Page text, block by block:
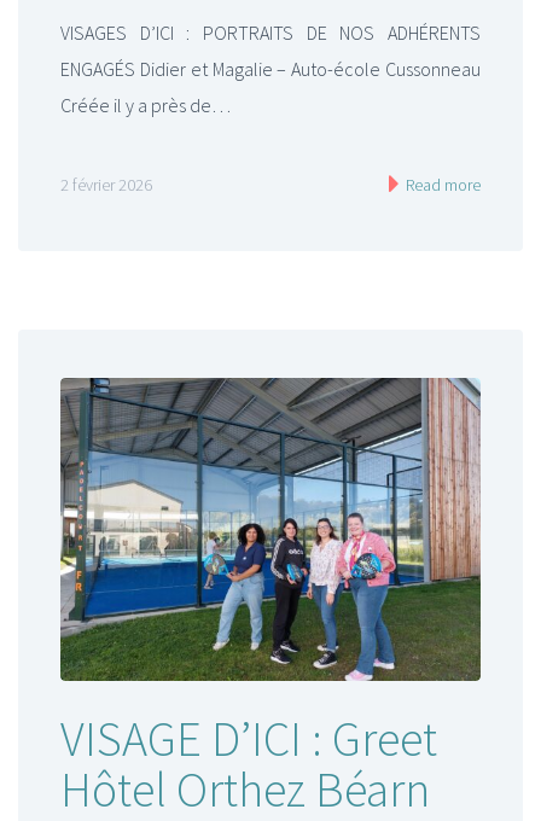
VISAGES D’ICI : PORTRAITS DE NOS ADHÉRENTS
ENGAGÉS Didier et Magalie – Auto-école Cussonneau
Créée il y a près de…
2 février 2026 Read more
VISAGE D’ICI : Greet
Hôtel Orthez Béarn